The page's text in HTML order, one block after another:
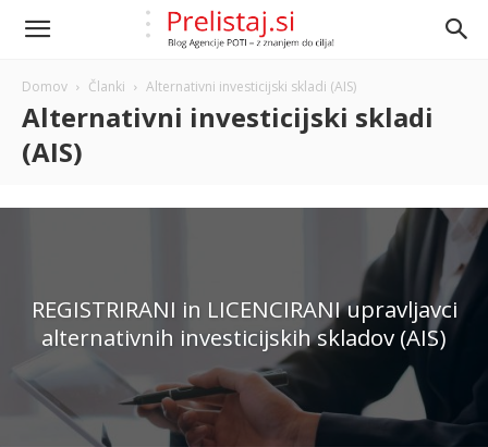
Domov Članki Alternativni investicijski skladi (AIS)
Alternativni investicijski skladi
(AIS)
REGISTRIRANI in LICENCIRANI upravljavci
alternativnih investicijskih skladov (AIS)